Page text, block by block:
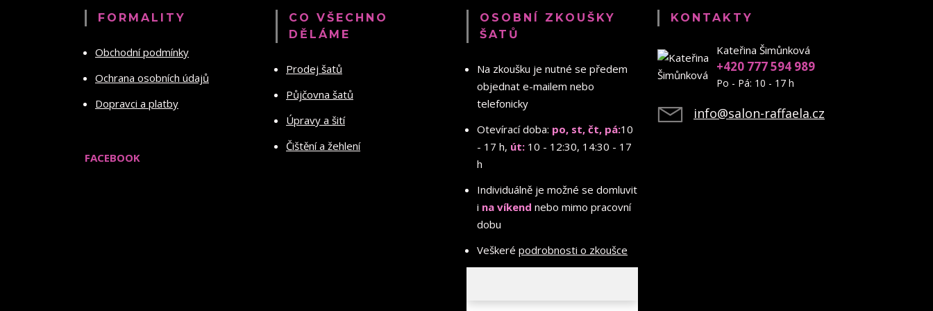
FORMALITY
Obchodní podmínky
Ochrana osobních údajů
Dopravci a platby
FACEBOOK
CO VŠECHNO
DĚLÁME
Prodej šatů
Půjčovna šatů
Úpravy a šití
Čištění a žehlení
OSOBNÍ ZKOUŠKY
ŠATŮ
Na zkoušku je nutné se předem
objednat e-mailem nebo
telefonicky
Otevírací doba: po, st, čt, pá:10
- 17 h, út: 10 - 12:30, 14:30 - 17
h
Individuálně je možné se domluvit
i na víkend nebo mimo pracovní
dobu
Veškeré podrobnosti o zkoušce
KONTAKTY
Kateřina Šimůnková
+420 777 594 989
Po - Pá: 10 - 17 h
info@salon-raffaela.cz